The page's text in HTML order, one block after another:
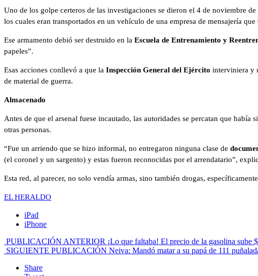
Uno de los golpe certeros de las investigaciones se dieron el 4 de noviembre
los cuales eran transportados en un vehículo de una empresa de mensajería
Ese armamento debió ser destruido en la Escuela de Entrenamiento y
papeles”.
Esas acciones conllevó a que la Inspección General del Ejército interviniera y
de material de guerra.
Almacenado
Antes de que el arsenal fuese incautado, las autoridades se percatan que
otras personas.
“Fue un arriendo que se hizo informal, no entregaron ninguna clase de
(el coronel y un sargento) y estas fueron reconocidas por el arrendatario”,
Esta red, al parecer, no solo vendía armas, sino también drogas, específicamente
EL HERALDO
iPad
iPhone
PUBLICACIÓN ANTERIOR ¡Lo que faltaba! El precio de la gasolina sube
SIGUIENTE PUBLICACIÓN Neiva: Mandó matar a su papá de 111
Share